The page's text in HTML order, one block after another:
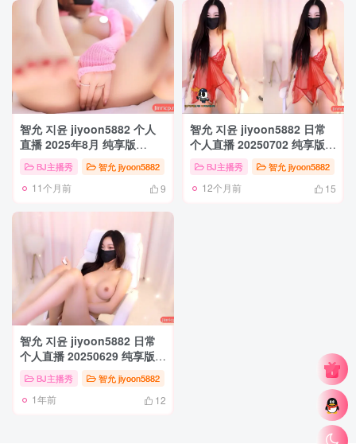
智允 지윤 jiyoon5882 个人
直播 2025年8月 纯享版
[21V/28.2G]
BJ主播秀 智允 jiyoon5882
11个月前 9
智允 지윤 jiyoon5882 日常
个人直播 20250702 纯享版
[1V/7G]
BJ主播秀 智允 jiyoon5882
12个月前 15
智允 지윤 jiyoon5882 日常
个人直播 20250629 纯享版
[1V/3.1G]
BJ主播秀 智允 jiyoon5882
1年前 12